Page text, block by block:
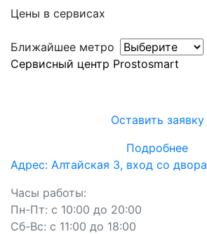
Цены в сервисах
Ближайшее метро
Сервисный центр Prostosmart
Оставить заявку
Подробнее
Адрес: Алтайская 3, вход со двора
Часы работы:
Пн-Пт: с 10:00 до 20:00
Сб-Вс: с 11:00 до 18:00